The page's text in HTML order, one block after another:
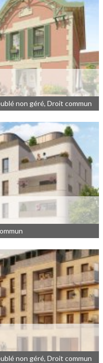
non géré, Droit commun
non géré, Droit commun